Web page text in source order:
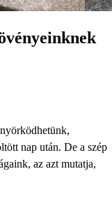
nap után. De a szép
az azt mutatja,